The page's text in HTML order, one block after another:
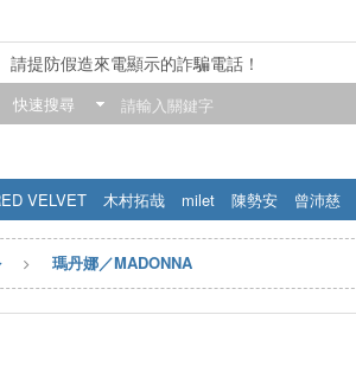
唱片
請提防假造來電顯示的詐騙電話！
【中華門市營業時間調整公告】
快速搜尋
VELVET 木村拓哉 milet 陳勢安 曾沛慈
瑪丹娜／MADONNA